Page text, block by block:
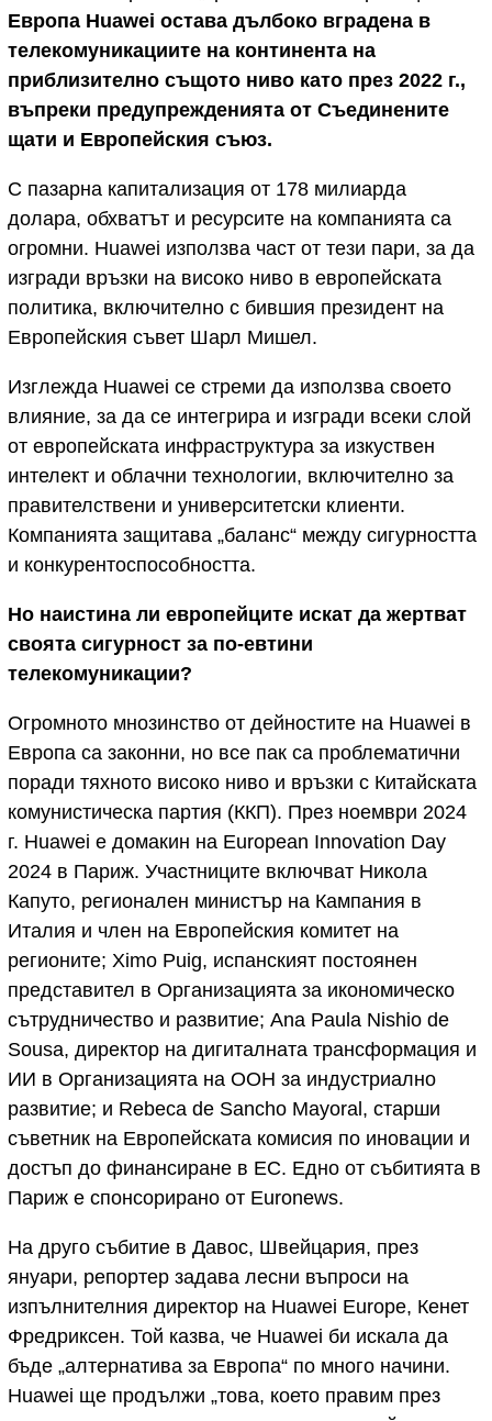
Европа Huawei остава дълбоко вградена в
телекомуникациите на континента на
приблизително същото ниво като през 2022 г.,
въпреки предупрежденията от Съединените
щати и Европейския съюз.
С пазарна капитализация от 178 милиарда
долара, обхватът и ресурсите на компанията са
огромни. Huawei използва част от тези пари, за да
изгради връзки на високо ниво в европейската
политика, включително с бившия президент на
Европейския съвет Шарл Мишел.
Изглежда Huawei се стреми да използва своето
влияние, за да се интегрира и изгради всеки слой
от европейската инфраструктура за изкуствен
интелект и облачни технологии, включително за
правителствени и университетски клиенти.
Компанията защитава „баланс“ между сигурността
и конкурентоспособността.
Но наистина ли европейците искат да жертват
своята сигурност за по-евтини
телекомуникации?
Огромното мнозинство от дейностите на Huawei в
Европа са законни, но все пак са проблематични
поради тяхното високо ниво и връзки с Китайската
комунистическа партия (ККП). През ноември 2024
г. Huawei е домакин на European Innovation Day
2024 в Париж. Участниците включват Никола
Капуто, регионален министър на Кампания в
Италия и член на Европейския комитет на
регионите; Ximo Puig, испанският постоянен
представител в Организацията за икономическо
сътрудничество и развитие; Ana Paula Nishio de
Sousa, директор на дигиталната трансформация и
ИИ в Организацията на ООН за индустриално
развитие; и Rebeca de Sancho Mayoral, старши
съветник на Европейската комисия по иновации и
достъп до финансиране в ЕС. Едно от събитията в
Париж е спонсорирано от Euronews.
На друго събитие в Давос, Швейцария, през
януари, репортер задава лесни въпроси на
изпълнителния директор на Huawei Europe, Кенет
Фредриксен. Той казва, че Huawei би искала да
бъде „алтернатива за Европа“ по много начини.
Huawei ще продължи „това, което правим през